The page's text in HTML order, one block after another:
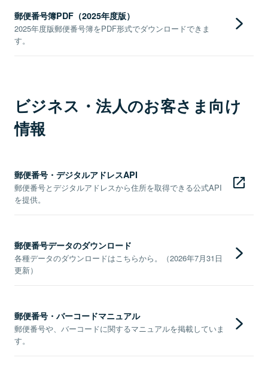
郵便番号簿PDF（2025年度版）
2025年度版郵便番号簿をPDF形式でダウンロードできま
す。
ビジネス・法人のお客さま向け
情報
郵便番号・デジタルアドレスAPI
郵便番号とデジタルアドレスから住所を取得できる公式API
を提供。
郵便番号データのダウンロード
各種データのダウンロードはこちらから。（2026年7月31日
更新）
郵便番号・バーコードマニュアル
郵便番号や、バーコードに関するマニュアルを掲載していま
す。